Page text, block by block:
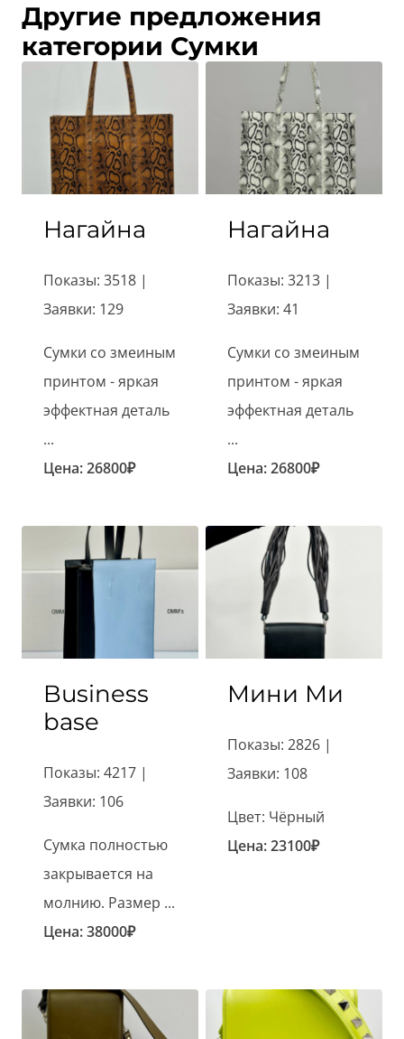
Другие предложения
категории Сумки
Нагайна
Показы: 3518 |
Заявки: 129
Сумки со змеиным
принтом - яркая
эффектная деталь
...
Цена:26800₽
Нагайна
Показы: 3213 |
Заявки: 41
Сумки со змеиным
принтом - яркая
эффектная деталь
...
Цена:26800₽
Business
base
Показы: 4217 |
Заявки: 106
Сумка полностью
закрывается на
молнию. Размер ...
Цена:38000₽
Мини Ми
Показы: 2826 |
Заявки: 108
Цвет: Чёрный
Цена:23100₽